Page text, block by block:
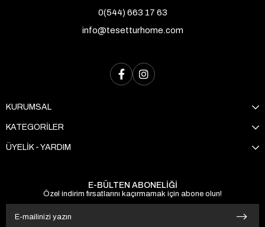
0(544) 663 17 63
info@tesetturhome.com
KURUMSAL
KATEGORİLER
ÜYELİK - YARDIM
E-BÜLTEN ABONELİĞİ
Özel indirim fırsatlarını kaçırmamak için abone olun!